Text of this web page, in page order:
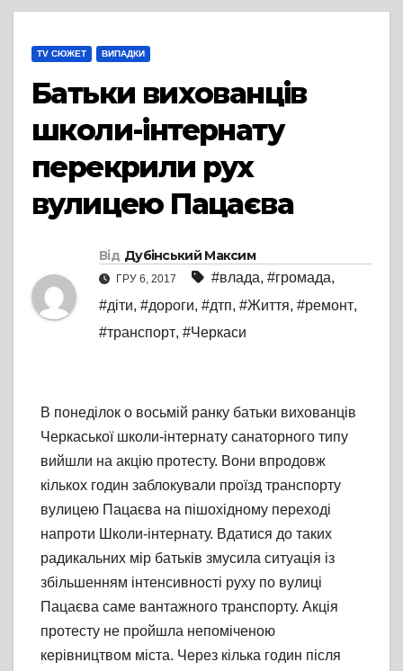
TV СЮЖЕТ ВИПАДКИ
Батьки вихованців
школи-інтернату
перекрили рух
вулицею Пацаєва
Від Дубінський Максим
ГРУ 6, 2017 #влада, #громада,
#діти, #дороги, #дтп, #Життя, #ремонт,
#транспорт, #Черкаси
В понеділок о восьмій ранку батьки вихованців
Черкаської школи-інтернату санаторного типу
вийшли на акцію протесту. Вони впродовж
кількох годин заблокували проїзд транспорту
вулицею Пацаєва на пішохідному переході
напроти Школи-інтернату. Вдатися до таких
радикальних мір батьків змусила ситуація із
збільшенням інтенсивності руху по вулиці
Пацаєва саме вантажного транспорту. Акція
протесту не пройшла непоміченою
керівництвом міста. Через кілька годин після